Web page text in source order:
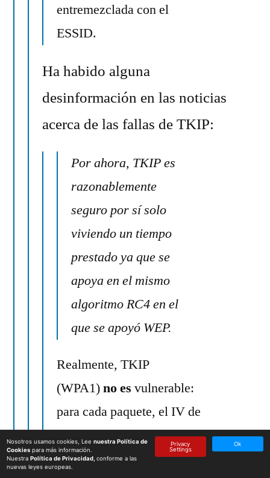
entremezclada con el
ESSID.
Ha habido alguna
desinformación en las noticias
acerca de las fallas de TKIP:
Por ahora, TKIP es
razonablemente
seguro por sí solo
viviendo un tiempo
prestado ya que se
apoya en el mismo
algoritmo RC4 en el
que se apoyó WEP.
Realmente, TKIP
(WPA1)no es vulnerable:
para cada paquete, el IV de
48-bit está mezclado con la
clave temporal pairwise de
Ok
Privacy
Settings
Nosotros usamos cookies, Lee nuestra Política de
Cookies para más información.
Nuestra Política de Privacidad, conforme a las
nuevas leyes europeas.